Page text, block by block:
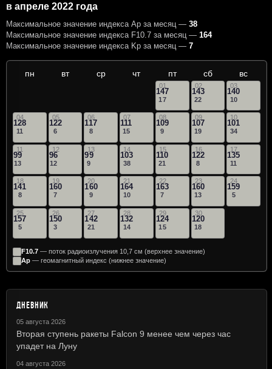
в апреле 2022 года
Максимальное значение индекса Ap за месяц — 38
Максимальное значение индекса F10.7 за месяц — 164
Максимальное значение индекса Kp за месяц — 7
пн вт ср чт пт сб вс
01
147
17
02
143
22
03
140
10
04
128
11
05
122
6
06
117
8
07
111
15
08
109
9
09
107
19
10
101
34
11
99
13
12
96
12
13
99
9
14
103
38
15
110
21
16
122
8
17
135
11
18
141
8
19
160
7
20
160
9
21
164
10
22
163
7
23
160
13
24
159
5
25
157
5
26
150
3
27
142
21
28
132
14
29
124
15
30
120
18
F10.7 — поток радиоизлучения 10,7 см (верхнее значение)
Ap — геомагнитный индекс (нижнее значение)
ДНЕВНИК
05 августа 2026
Вторая ступень ракеты Falcon 9 менее чем через час
упадет на Луну
04 августа 2026